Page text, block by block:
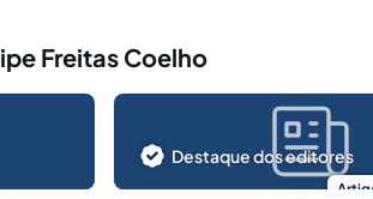
Freitas Coelho
Destaque dos editores